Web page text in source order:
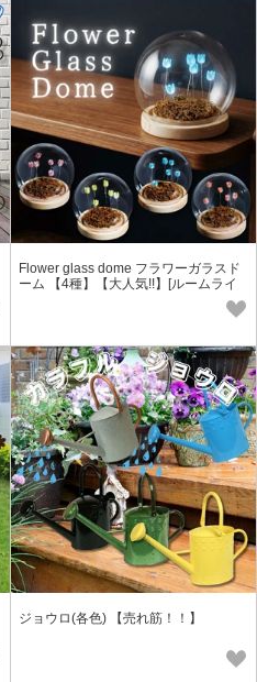
Flower glass dome フラワーガラスド
ーム 【4種】【大人気!!】[ルームライ
ジョウロ(各色) 【売れ筋！！】